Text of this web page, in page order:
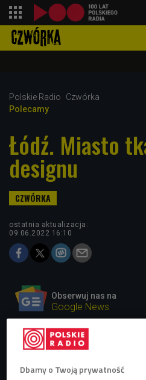
Polskie Radio
Czwórka
Polecamy
Łódź. Miasto
designu
ostatnia aktualizacja:
09.06.2022 16:10
Obserwuj nas na
Google News
Ulicę Piotrkowską w
ten, kto tam nie
Śledzia? Co ma
był mityczny
Dbamy o Twoją prywatność